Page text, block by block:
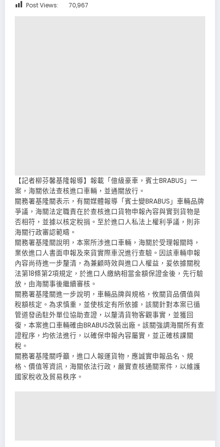
Post Views: 70,967
【記者柳芬馨基隆報導】報載「億級豪車，賓士BRABUS」一
案，海關依法查核進口車輛，並通關放行。
關務署基隆關表示，有關媒體報導「賓士變BRABUS」車輛品牌
爭議，海關法定職責在於查核進口貨物申報內容與實到貨物是
否相符，並據以核定稅捐。至於進口人私法上權利爭議，則非
海關行政審認範疇。
關務署基隆關說明，本案所涉進口車輛，海關於受理報關時，
業依進口人書面申報及來貨實際車況進行查驗。因該車輛申報
內容尚待進一步釐清，為兼顧時效與進口人權益，爰依據關稅
法第18條第2項規定，於進口人繳納相當金額保證金後，先行驗
放，由海關事後繼續審核。
關務署基隆關進一步說明，車輛品牌與規格，攸關貨品價值與
稅額核定。為求慎重，並使核定有所依據，該關針對本案已循
管道發函駐外單位協助查證，以釐清貨物客觀事實，並獲回
復，本案進口車輛確由BRABUS改裝出廠。該關強調海關所有查
證程序，均依法進行，以確保申報內容屬實，並正確核課關
稅。
關務署基隆關呼籲，進口人報運貨物，應誠實申報品名、規
格、價值等資訊，海關依法行政，嚴實查核通關案件，以維護
國家稅收及貿易秩序。